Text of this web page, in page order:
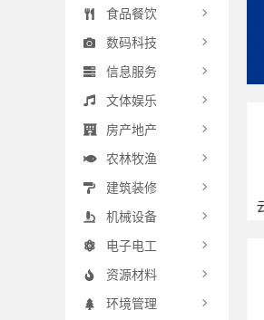
食品餐饮
数码科技
信息服务
文体娱乐
房产地产
农林牧渔
建筑装修
机械设备
电子电工
资源材料
环境管理